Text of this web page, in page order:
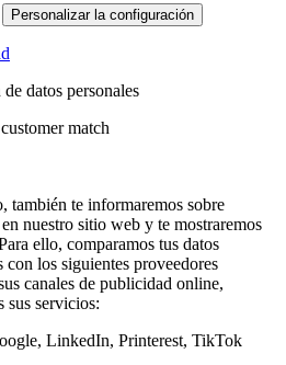
Personalizar la configuración
datos personales
match
también te informaremos sobre
nuestro sitio web y te mostraremos
ello, comparamos tus datos
con los siguientes proveedores
canales de publicidad online,
sus servicios:
LinkedIn, Printerest, TikTok